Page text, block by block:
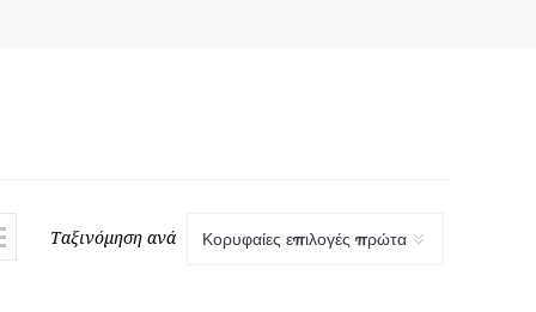
Ταξινόμηση ανά